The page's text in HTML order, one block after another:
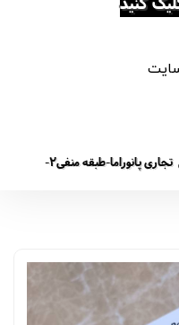
تهران- خیابان پیروزی-چهارراه کوکا کولا-مجتمع تجاری پانوراما-طبقه منفی2-